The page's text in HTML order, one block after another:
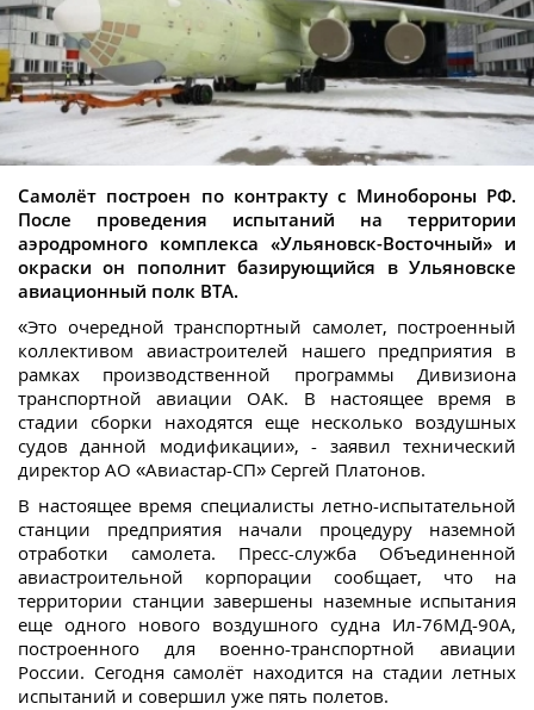
Самолёт построен по контракту с Минобороны РФ.
После проведения испытаний на территории
аэродромного комплекса «Ульяновск-Восточный» и
окраски он пополнит базирующийся в Ульяновске
авиационный полк ВТА.
«Это очередной транспортный самолет, построенный
коллективом авиастроителей нашего предприятия в
рамках производственной программы Дивизиона
транспортной авиации ОАК. В настоящее время в
стадии сборки находятся еще несколько воздушных
судов данной модификации», - заявил технический
директор АО «Авиастар-СП» Сергей Платонов.
В настоящее время специалисты летно-испытательной
станции предприятия начали процедуру наземной
отработки самолета. Пресс-служба Объединенной
авиастроительной корпорации сообщает, что на
территории станции завершены наземные испытания
еще одного нового воздушного судна Ил-76МД-90А,
построенного для военно-транспортной авиации
России. Сегодня самолёт находится на стадии летных
испытаний и совершил уже пять полетов.